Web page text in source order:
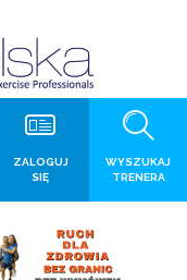
WYSZUKAJ
TRENERA
ZALOGUJ
SIĘ